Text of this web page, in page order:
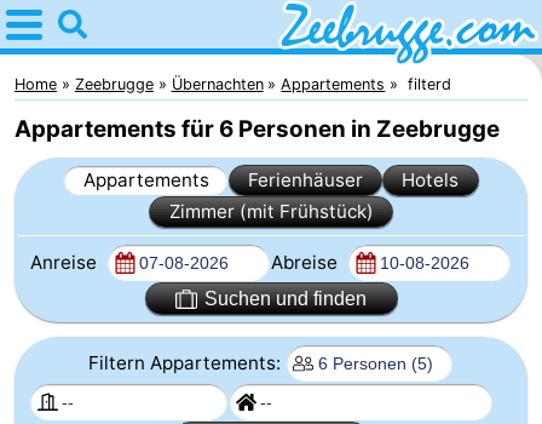
Home
Zeebrugge
Tipps
Für
Übernachten
Appartements
-
Holiday
Home Zeebrugge Übernachten Appartements filterd
Appartements für 6 Personen in Zeebrugge
Appartements Ferienhäuser
Hotels
Zimmer (mit Frühstück)
Anreise Abreise
Suchen und finden
Filtern Appartements: